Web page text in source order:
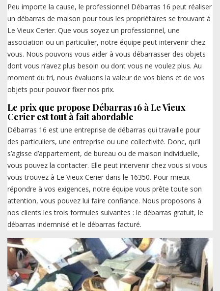
Peu importe la cause, le professionnel Débarras 16 peut réaliser
un débarras de maison pour tous les propriétaires se trouvant à
Le Vieux Cerier. Que vous soyez un professionnel, une
association ou un particulier, notre équipe peut intervenir chez
vous. Nous pouvons vous aider à vous débarrasser des objets
dont vous n’avez plus besoin ou dont vous ne voulez plus. Au
moment du tri, nous évaluons la valeur de vos biens et de vos
objets pour pouvoir fixer nos prix.
Le prix que propose Débarras 16 à Le Vieux
Cerier est tout à fait abordable
Débarras 16 est une entreprise de débarras qui travaille pour
des particuliers, une entreprise ou une collectivité. Donc, qu’il
s’agisse d’appartement, de bureau ou de maison individuelle,
vous pouvez la contacter. Elle peut intervenir chez vous si vous
vous trouvez à Le Vieux Cerier dans le 16350. Pour mieux
répondre à vos exigences, notre équipe vous prête toute son
attention, vous pouvez lui faire confiance. Nous proposons à
nos clients les trois formules suivantes : le débarras gratuit, le
débarras indemnisé et le débarras facturé.